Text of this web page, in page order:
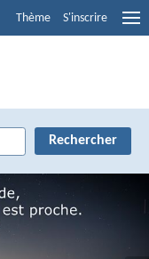
Thème S'inscrire